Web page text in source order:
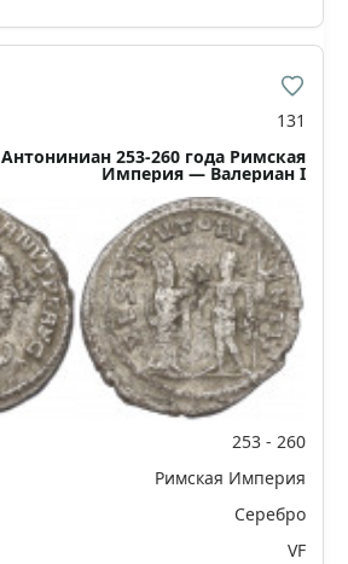
131
Антониниан 253-260 года Римская
Империя — Валериан I
253 - 260
Римская Империя
Серебро
VF